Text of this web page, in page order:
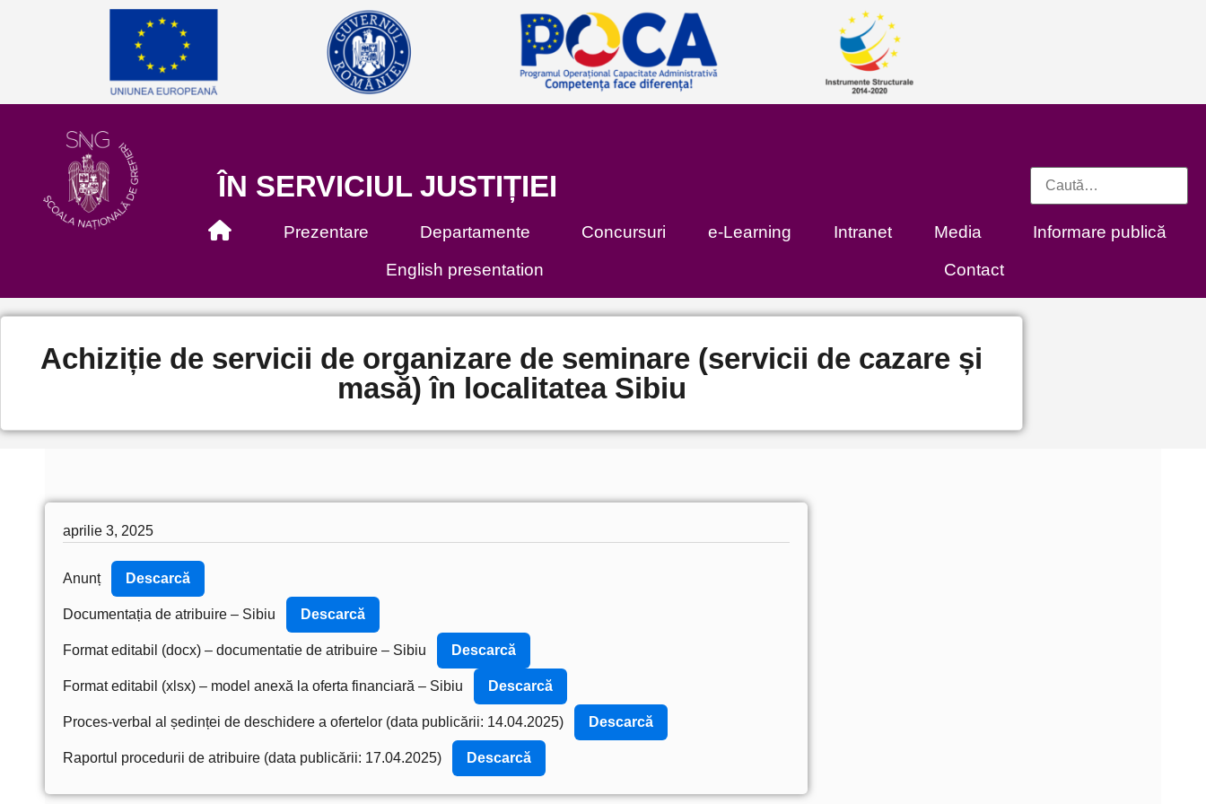
ÎN SERVICIUL JUSTIȚIEI
Prezentare Departamente Concursuri e-Learning Intranet Media
Informare publică
English presentation
Contact
Achiziție de servicii de organizare de seminare (servicii de cazare și
masă) în localitatea Sibiu
aprilie 3, 2025
Anunț Descarcă
Documentația de atribuire – Sibiu Descarcă
Format editabil (docx) – documentatie de atribuire – Sibiu Descarcă
Format editabil (xlsx) – model anexă la oferta financiară – Sibiu Descarcă
Proces-verbal al ședinței de deschidere a ofertelor (data publicării: 14.04.2025) Descarcă
Raportul procedurii de atribuire (data publicării: 17.04.2025) Descarcă